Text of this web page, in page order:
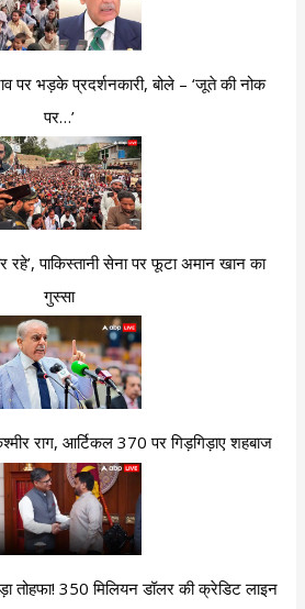
पर भड़के प्रदर्शनकारी, बोले – ‘जूते की नोक
पर…’
रहे’, पाकिस्तानी सेना पर फूटा अमान खान का
गुस्सा
राग, आर्टिकल 370 पर गिड़गिड़ाए शहबाज
तोहफा! 350 मिलियन डॉलर की क्रेडिट लाइन